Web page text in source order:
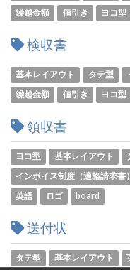
繰越金額
値引き ヨコ型
検収書
基本レイアウト タテ型
繰越金額
値引き ヨコ型
領収書
ヨコ型 基本レイアウト
インボイス制度（適格請求書
英語
ロゴ board
送付状
タテ型 基本レイアウト